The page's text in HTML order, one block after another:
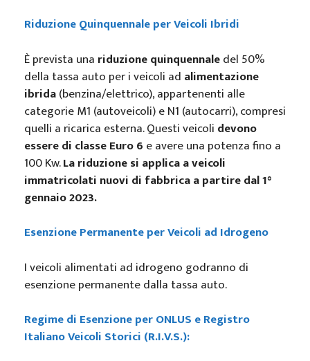
Riduzione Quinquennale per Veicoli Ibridi
È prevista una riduzione quinquennaledel 50%
della tassa auto per i veicoli ad alimentazione
ibrida(benzina/elettrico), appartenenti alle
categorie M1 (autoveicoli) e N1 (autocarri), compresi
quelli a ricarica esterna. Questi veicoli devono
essere di classe Euro 6 e avere una potenza fino a
100 Kw.La riduzione si applica a veicoli
immatricolati nuovi di fabbrica a partire dal 1°
gennaio 2023.
Esenzione Permanente per Veicoli ad Idrogeno
I veicoli alimentati ad idrogeno godranno di
esenzione permanente dalla tassa auto.
Regime di Esenzione per ONLUS e Registro
Italiano Veicoli Storici (R.I.V.S.):